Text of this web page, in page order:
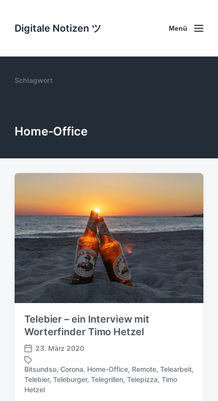
Digitale Notizen ツ Menü
Schlagwort
Home-Office
Telebier – ein Interview mit
Worterfinder Timo Hetzel
V
e
r
ö
f
23. März 2020
S
c
Bitsundso, Corona, Home-Office, Remote, Telearbeit,
Telebier, Teleburger, Telegrillen, Telepizza, Timo
Hetzel